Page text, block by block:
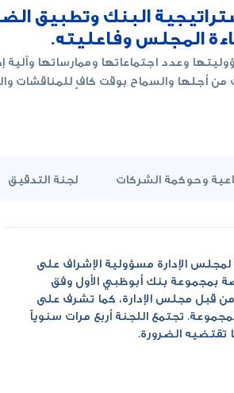
البنك وتطبيق
المجلس وفاعليته.
وعدد اجتماعاتها وممارساتها وآلية
أجلها والسماح بوقت كافٍ للمناقشات
وحوكمة الشركات لجنة التدقيق
لمجلس الإدارة مسؤولية الإشراف على
بمجموعة بنك أبوظبي الأول وفق
من قبل مجلس الإدارة، كما تشرف على
تجتمع اللجنة أربع مرات سنوياً
تقتضيه الضرورة.